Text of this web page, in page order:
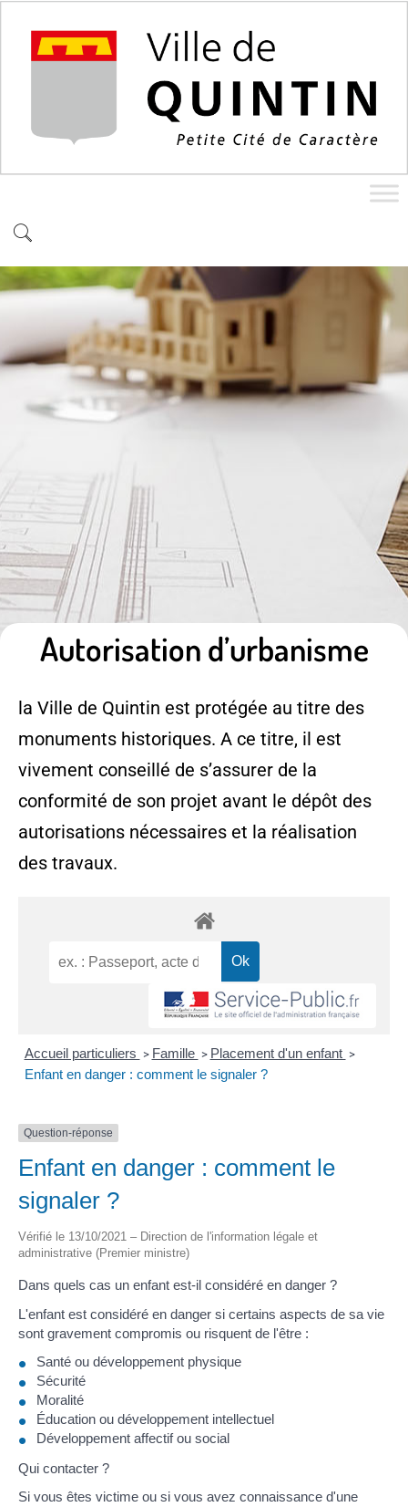
Autorisation d’urbanisme
la Ville de Quintin est protégée au titre des
monuments historiques. A ce titre, il est
vivement conseillé de s’assurer de la
conformité de son projet avant le dépôt des
autorisations nécessaires et la réalisation
des travaux.
Accueil particuliers > Famille > Placement d'un enfant >
Enfant en danger : comment le signaler ?
Question-réponse
Enfant en danger : comment le
signaler ?
Vérifié le 13/10/2021 – Direction de l'information légale et
administrative (Premier ministre)
Dans quels cas un enfant est-il considéré en danger ?
L'enfant est considéré en danger si certains aspects de sa vie
sont gravement compromis ou risquent de l'être :
Santé ou développement physique
Sécurité
Moralité
Éducation ou développement intellectuel
Développement affectif ou social
Qui contacter ?
Si vous êtes victime ou si vous avez connaissance d'une